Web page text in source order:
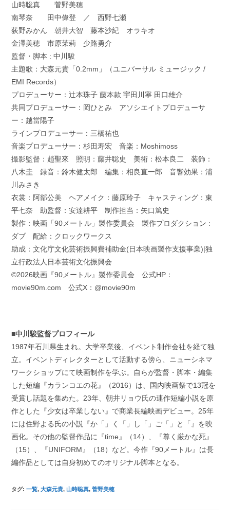
山時聡真 菅野美穂
南琴奈 田中偉登 ／ 西野七瀬
荻野みかん 朝井大智 藤本沙紀 オラキオ
金澤美穂 市原茉莉 少路勇介
監督・脚本 : 中川駿
主題歌：大森元貴「0.2mm」（ユニバーサル ミュージック /
EMI Records）
プロデューサー：辻本珠子 藤本款 宇田川寧 田口雄介
共同プロデューサー：岡ひとみ アソシエイトプロデューサ
ー：越當陽子
ラインプロデューサー：三橋祐也
音楽プロデューサー：杉田寿宏 音楽：Moshimoss
撮影監督：趙聖來 照明：藤井聡史 美術：松本良二 装飾：
八木圭 録音：鈴木健太郎 編集：相良直一郎 音響効果：浦
川みさき
衣裳：阿部公美 ヘアメイク：藤原玲子 キャスティング：東
平七奈 助監督：安達耕平 制作担当：矢口篤史
製作：映画「90メートル」製作委員会 製作プロダクション :
ダブ 配給：クロックワークス
助成：文化庁文化芸術振興費補助金(日本映画製作支援事業)|独
立行政法人日本芸術文化振興会
©2026映画『90メートル』製作委員会 公式HP：
movie90m.com 公式X：@movie90m
■中川駿監督プロフィール
1987年石川県生まれ。大学卒業後、イベント制作会社を経て独
立。イベントディレクターとして活動する傍ら、ニューシネマ
ワークショップにて映画制作を学ぶ。自らが監督・脚本・編集
した短編『カランコエの花』（2016）は、国内映画祭で13冠を
受賞し話題を集めた。23年、朝井リョウ氏の連作短編小説を原
作とした『少女は卒業しない』で商業長編映画デビュー。25年
には住野よる氏の小説『か「」く「」し「」ご「」と「』を映
画化。その他の監督作品に『time』（14）、『尊く厳かな死』
（15）、『UNIFORM』（18）など。​今作『90メートル』は長
編作品としては自身初めてのオリジナル脚本となる。
タグ:一覧, 大森元貴, 山時聡真, 菅野美穂